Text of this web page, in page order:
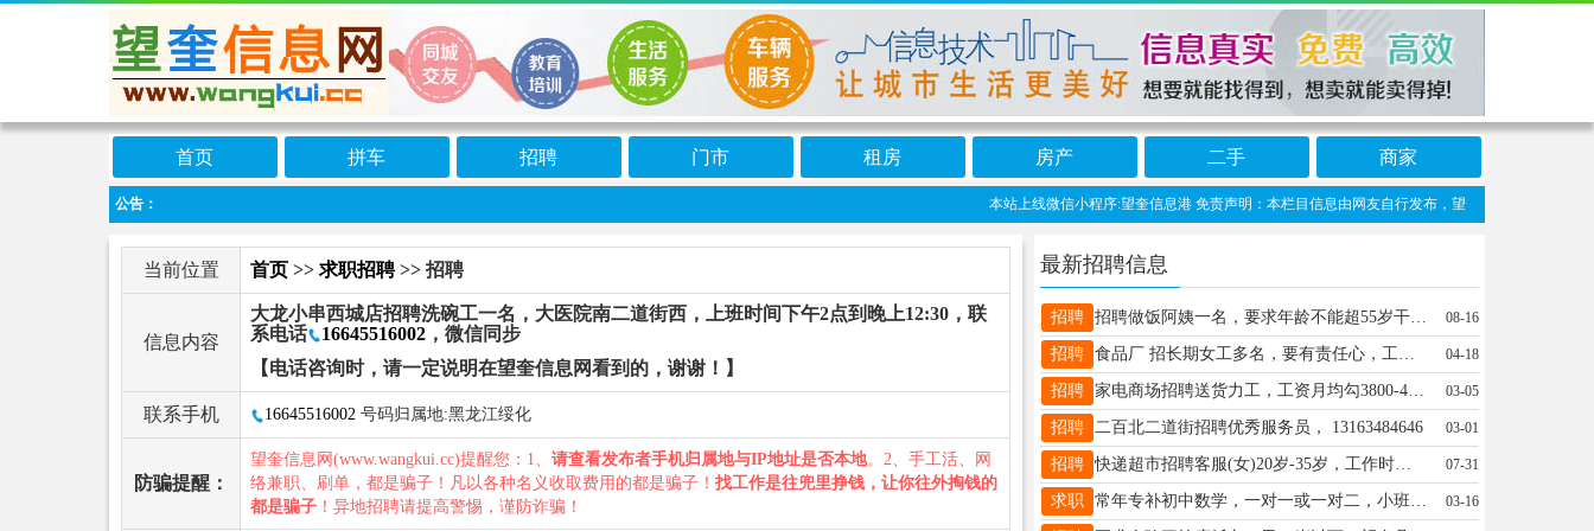
首页 拼车 招聘 门市 租房 房产 二手 商家
公告： 本站上线微信小程序:望奎信息港 免责声明：本栏目信息由网友自行发布，望奎信息网不承担任何
当前位置 首页 >> 求职招聘>> 招聘
信息内容
大龙小串西城店招聘洗碗工一名，大医院南二道街西，上班时间下午2点到晚上12:30，联
系电话
16645516002 ，微信同步
【电话咨询时，请一定说明在望奎信息网看到的，谢谢！】
联系手机 16645516002 号码归属地:黑龙江绥化
防骗提醒：
望奎信息网(www.wangkui.cc)提醒您：1、 请查看发布者手机归属地与IP地址是否本地。2、手工活、网
络兼职、刷单，都是骗子！凡以各种名义收取费用的都是骗子！ 找工作是往兜里挣钱，让你往外掏钱的
都是骗子 ！异地招聘请提高警惕，谨防诈骗！
最新招聘信息
招聘 招聘做饭阿姨一名，要求年龄不能超55岁干净利索做饭好吃。联系电话18245500888 08-16
招聘 食品厂 招长期女工多名，要有责任心，工作认真，会搓麻花优先，供午饭 招线上运营（底薪➕提成） 招长期主播20元/小时➕出单提成，地址：望奎县北五路15846680087微信同步 04-18
招聘 家电商场招聘送货力工，工资月均勾3800-4000（招能长期工作的） 会开车有驾驶证者优先 联系电话：15607677777 03-05
招聘 二百北二道街招聘优秀服务员， 13163484646 03-01
招聘 快递超市招聘客服(女)20岁-35岁，工作时间早8.00点，晚6点联糸电话:18846562244 07-31
求职 常年专补初中数学，一对一或一对二，小班四名。本人亲自带，价格优惠。本人有十多年教学辅导经验，带过多届初四毕业班学生，有想提升数学成绩的同学请联系我18645558627 03-16